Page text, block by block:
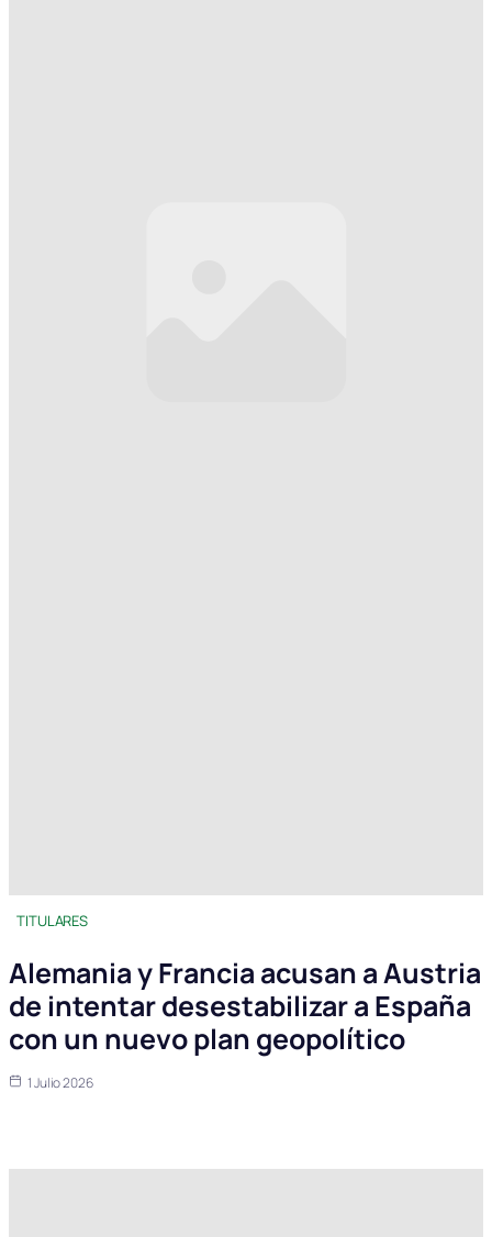
TITULARES
Alemania y Francia acusan a Austria
de intentar desestabilizar a España
con un nuevo plan geopolítico
1 Julio 2026